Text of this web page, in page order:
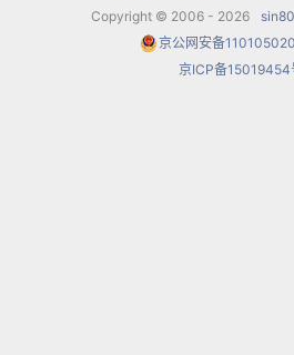
神》与《齐格弗里德》最精
较为优美，《诸神的黄昏》
Copyright © 2006 - 2026
京公网安备
京ICP备